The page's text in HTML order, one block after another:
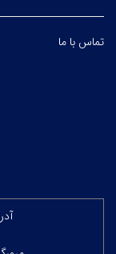
تماس با ما